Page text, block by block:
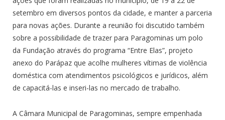
setembro em diversos pontos da cidade, e manter a parceria
para novas ações. Durante a reunião foi discutido também
sobre a possibilidade de trazer para Paragominas um polo
da Fundação através do programa “Entre Elas”, projeto
anexo do Parápaz que acolhe mulheres vítimas de violência
doméstica com atendimentos psicológicos e jurídicos, além
de capacitá-las e inseri-las no mercado de trabalho.
A Câmara Municipal de Paragominas, sempre empenhada